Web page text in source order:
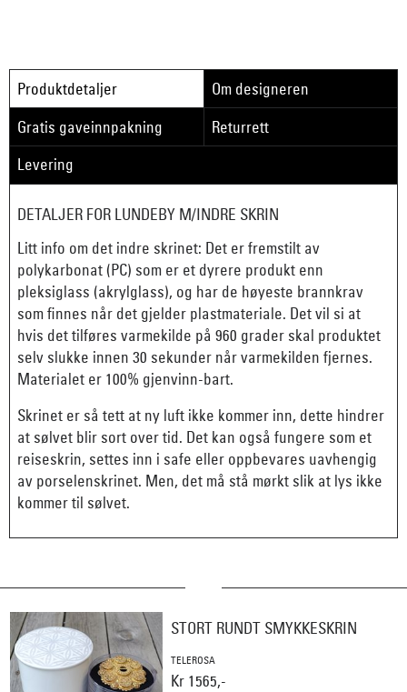
Produktdetaljer
Om designeren
Gratis gaveinnpakning
Returrett
Levering
DETALJER FOR LUNDEBY M/INDRE SKRIN
Litt info om det indre skrinet: Det er fremstilt av
polykarbonat (PC) som er et dyrere produkt enn
pleksiglass (akrylglass), og har de høyeste brannkrav
som finnes når det gjelder plastmateriale. Det vil si at
hvis det tilføres varmekilde på 960 grader skal produktet
selv slukke innen 30 sekunder når varmekilden fjernes.
Materialet er 100% gjenvinn-bart.
Skrinet er så tett at ny luft ikke kommer inn, dette hindrer
at sølvet blir sort over tid. Det kan også fungere som et
reiseskrin, settes inn i safe eller oppbevares uavhengig
av porselenskrinet. Men, det må stå mørkt slik at lys ikke
kommer til sølvet.
STORT RUNDT SMYKKESKRIN
TELEROSA
Kr 1565,-